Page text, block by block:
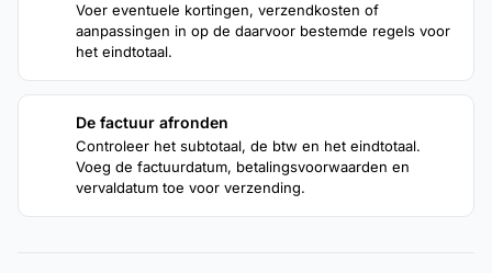
Voer eventuele kortingen, verzendkosten of
aanpassingen in op de daarvoor bestemde regels voor
het eindtotaal.
De factuur afronden
Controleer het subtotaal, de btw en het eindtotaal.
Voeg de factuurdatum, betalingsvoorwaarden en
vervaldatum toe voor verzending.